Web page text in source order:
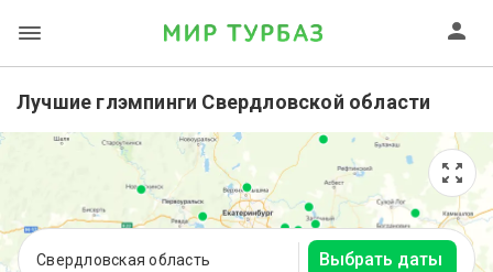
Лучшие глэмпинги Свердловской области
Свердловская область Выбрать даты